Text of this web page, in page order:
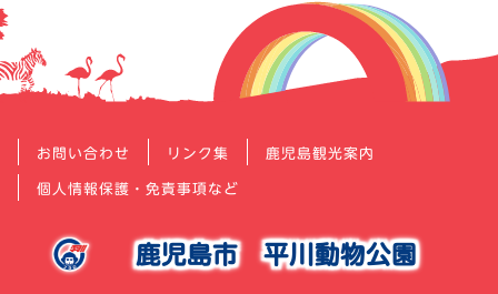
お問い合わせ リンク集 鹿児島観光案内
個人情報保護・免責事項など
鹿児島市平川動物公園